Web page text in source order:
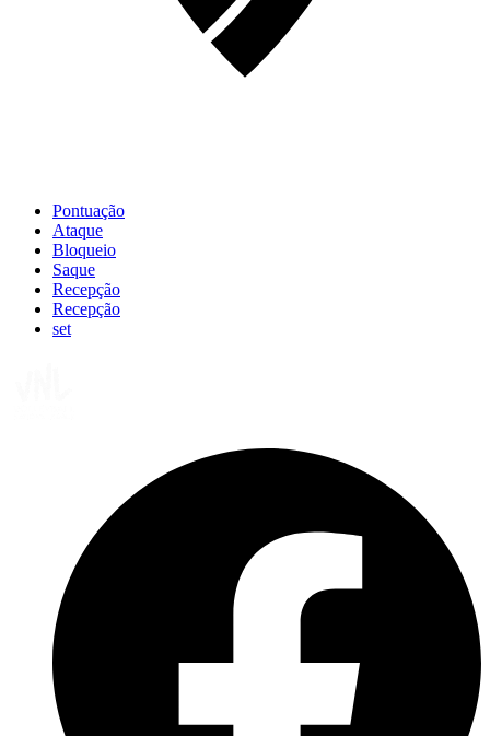
Pontuação
Ataque
Bloqueio
Saque
Recepção
Recepção
set